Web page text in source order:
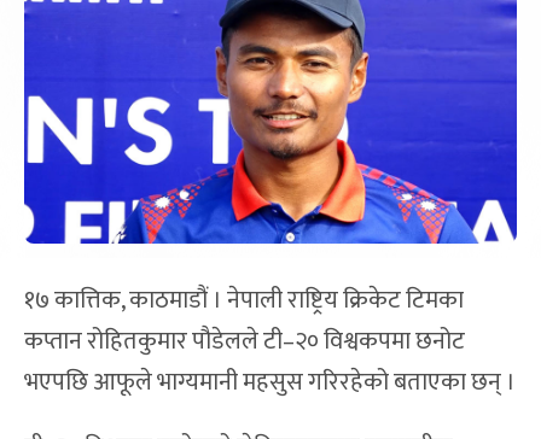
१७ कात्तिक, काठमाडौं । नेपाली राष्ट्रिय क्रिकेट टिमका
कप्तान रोहितकुमार पौडेलले टी–२० विश्वकपमा छनोट
भएपछि आफूले भाग्यमानी महसुस गरिरहेको बताएका छन् ।